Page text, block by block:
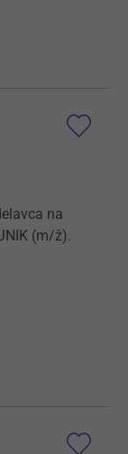
na
(m/ž).